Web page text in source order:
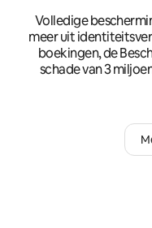
Volledige
meer uit
boekingen, de
schade van 3